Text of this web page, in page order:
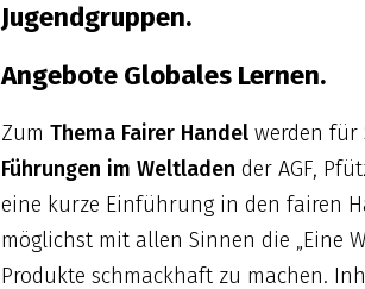
Jugendgruppen.
Angebote Globales Lernen.
Zum Thema Fairer Handel werden für
Führungen im Weltladen der AGF,
eine kurze Einführung in den fairen
möglichst mit allen Sinnen die „Eine
Produkte schmackhaft zu machen.